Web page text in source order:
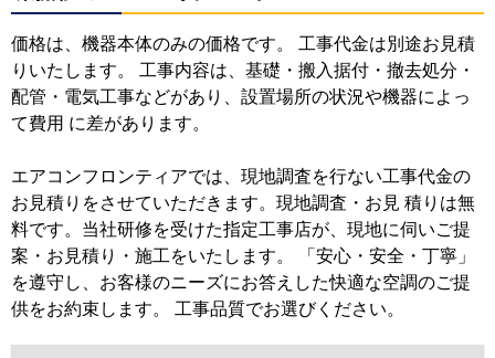
価格は、機器本体のみの価格です。 工事代金は別途お見積
りいたします。 工事内容は、基礎・搬入据付・撤去処分・
配管・電気工事などがあり、設置場所の状況や機器によっ
て費用 に差があります。
エアコンフロンティアでは、現地調査を行ない工事代金の
お見積りをさせていただきます。現地調査・お見 積りは無
料です。当社研修を受けた指定工事店が、現地に伺いご提
案・お見積り・施工をいたします。 「安心・安全・丁寧」
を遵守し、お客様のニーズにお答えした快適な空調のご提
供をお約束します。 工事品質でお選びください。